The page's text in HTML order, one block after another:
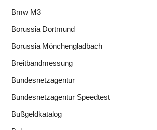
Bmw M3
Borussia Dortmund
Borussia Mönchengladbach
Breitbandmessung
Bundesnetzagentur
Bundesnetzagentur Speedtest
Bußgeldkatalog